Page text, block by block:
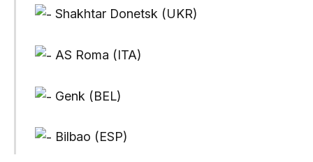
Shakhtar Donetsk (UKR)
AS Roma (ITA)
Genk (BEL)
Bilbao (ESP)